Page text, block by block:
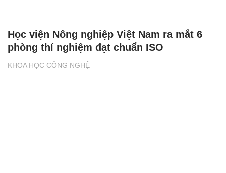
KHOA HỌC CÔNG NGHỆ
Học viện Nông nghiệp Việt Nam ra mắt 6
phòng thí nghiệm đạt chuẩn ISO